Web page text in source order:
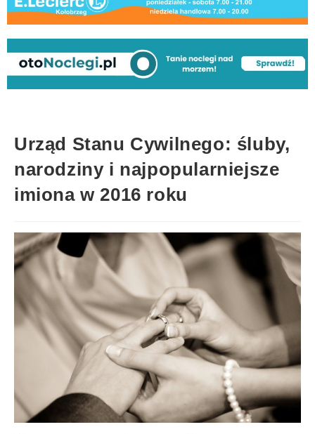
Urząd Stanu Cywilnego: śluby,
narodziny i najpopularniejsze
imiona w 2016 roku